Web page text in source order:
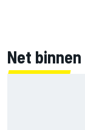
Net binnen